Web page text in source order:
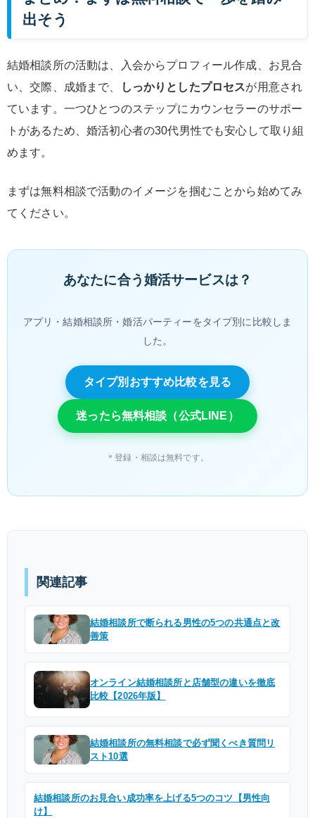
出そう
結婚相談所の活動は、入会からプロフィール作成、お見合
い、交際、成婚まで、
しっかりとしたプロセスが用意され
ています。一つひとつのステップにカウンセラーのサポー
トがあるため、婚活初心者の30代男性でも安心して取り組
めます。
まずは無料相談で活動のイメージを掴むことから始めてみ
てください。
あなたに合う婚活サービスは？
アプリ・結婚相談所・婚活パーティーをタイプ別に比較しま
した。
タイプ別おすすめ比較を見る
迷ったら無料相談（公式LINE）
＊登録・相談は無料です。
関連記事
結婚相談所で断られる男性の5つの共通点と改
善策
オンライン結婚相談所と店舗型の違いを徹底
比較【2026年版】
結婚相談所の無料相談で必ず聞くべき質問リ
スト10選
結婚相談所のお見合い成功率を上げる5つのコツ【男性向
け】